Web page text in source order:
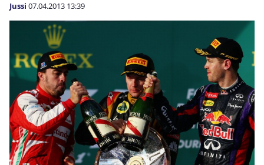
Jussi 07.04.2013 13:39